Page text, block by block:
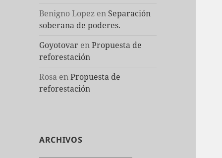
Benigno Lopez en Separación
soberana de poderes.
Goyotovar enPropuesta de
reforestación
Rosa enPropuesta de
reforestación
ARCHIVOS